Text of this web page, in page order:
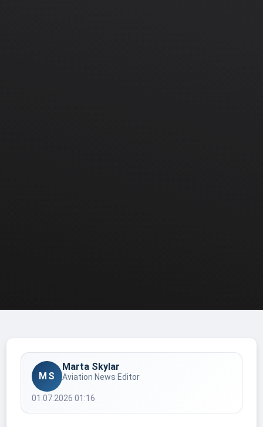
MS
Marta Skylar
Aviation News Editor
01.07.2026 01:16